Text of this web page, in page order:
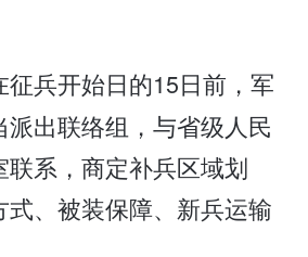
兵开始日的15日前，军
出联络组，与省级人民
系，商定补兵区域划
、被装保障、新兵运输